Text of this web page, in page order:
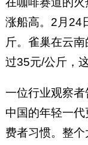
涨船高。2月24
斤。雀巢在云
过35元/公斤，
一位行业观察
中国的年轻一
费者习惯。整个